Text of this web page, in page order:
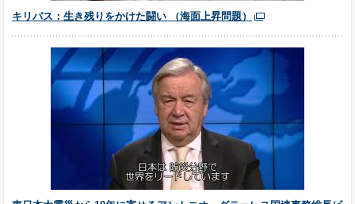
キリバス：生き残りをかけた闘い （海面上昇問題）